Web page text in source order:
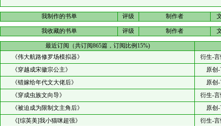
我制作的书单 评级 制作者
我收藏的书单 评级 制作者
最近订阅（共订阅865篇，订阅比例15%)
《伟大航路修罗场模拟器》
衍生-
《穿越成宋徽宗公主》
原创
《错嫁给年代文大佬后》
原创
《穿成虫族文向导》
衍生-
《被迫成为限制文主角后》
原创
《[综英美]我小猫咪超强》
衍生-